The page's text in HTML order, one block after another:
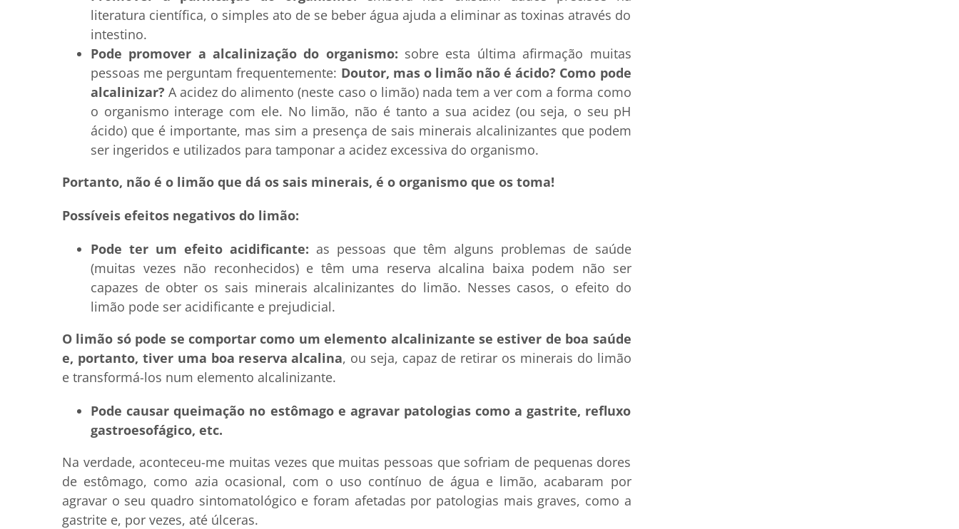
literatura científica, o simples ato de se beber água ajuda a eliminar as toxinas através do
intestino.
Pode promover a alcalinização do organismo: sobre esta última afirmação muitas
pessoas me perguntam frequentemente: Doutor, mas o limão não é ácido? Como pode
alcalinizar? A acidez do alimento (neste caso o limão) nada tem a ver com a forma como
o organismo interage com ele. No limão, não é tanto a sua acidez (ou seja, o seu pH
ácido) que é importante, mas sim a presença de sais minerais alcalinizantes que podem
ser ingeridos e utilizados para tamponar a acidez excessiva do organismo.
Portanto, não é o limão que dá os sais minerais, é o organismo que os toma!
Possíveis efeitos negativos do limão:
Pode ter um efeito acidificante: as pessoas que têm alguns problemas de saúde
(muitas vezes não reconhecidos) e têm uma reserva alcalina baixa podem não ser
capazes de obter os sais minerais alcalinizantes do limão. Nesses casos, o efeito do
limão pode ser acidificante e prejudicial.
O limão só pode se comportar como um elemento alcalinizante se estiver de boa saúde
e, portanto, tiver uma boa reserva alcalina, ou seja, capaz de retirar os minerais do limão
e transformá-los num elemento alcalinizante.
Pode causar queimação no estômago e agravar patologias como a gastrite, refluxo
gastroesofágico, etc.
Na verdade, aconteceu-me muitas vezes que muitas pessoas que sofriam de pequenas dores
de estômago, como azia ocasional, com o uso contínuo de água e limão, acabaram por
agravar o seu quadro sintomatológico e foram afetadas por patologias mais graves, como a
gastrite e, por vezes, até úlceras.